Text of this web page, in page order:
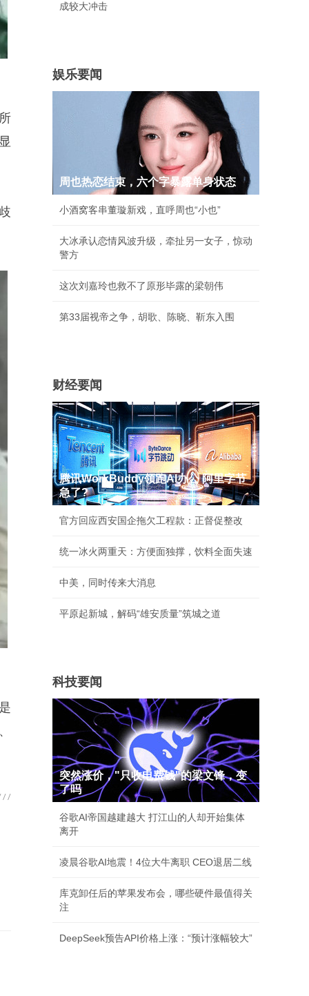
成较大冲击
娱乐要闻
周也热恋结束，六个字暴露单身状态
小酒窝客串董璇新戏，直呼周也“小也”
大冰承认恋情风波升级，牵扯另一女子，惊动
警方
这次刘嘉玲也救不了原形毕露的梁朝伟
第33届视帝之争，胡歌、陈晓、靳东入围
财经要闻
腾讯WorkBuddy领跑AI办公 阿里字节
急了?
官方回应西安国企拖欠工程款：正督促整改
统一冰火两重天：方便面独撑，饮料全面失速
中美，同时传来大消息
平原起新城，解码“雄安质量”筑城之道
科技要闻
突然涨价，"只收电费钱"的梁文锋，变
了吗
谷歌AI帝国越建越大 打江山的人却开始集体
离开
凌晨谷歌AI地震！4位大牛离职 CEO退居二线
库克卸任后的苹果发布会，哪些硬件最值得关
注
DeepSeek预告API价格上涨：“预计涨幅较大”